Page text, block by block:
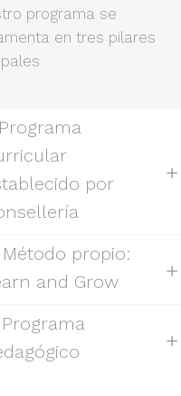
programa se
en tres pilares
por
Método propio:
and Grow
Programa